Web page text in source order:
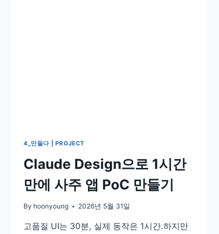
4_만들다 | PROJECT
Claude Design으로 1시간
만에 사주 앱 PoC 만들기
By hoonyoung 2026년 5월 31일
고품질 UI는 30분, 실제 동작은 1시간.하지만